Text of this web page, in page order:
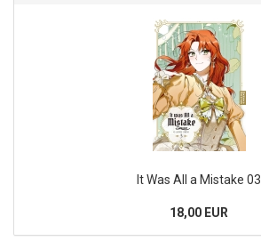
It Was All a Mistake 03
18,00 EUR